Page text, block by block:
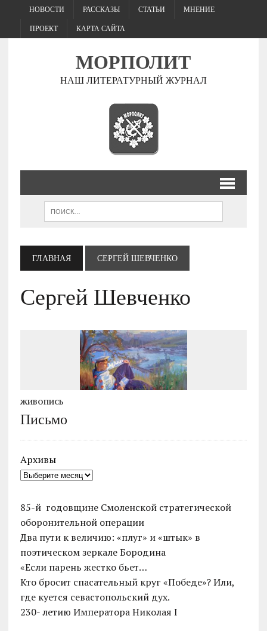
НОВОСТИ РАССКАЗЫ СТАТЬИ МНЕНИЕ
ПРОЕКТ КАРТА САЙТА
МОРПОЛИТ
НАШ ЛИТЕРАТУРНЫЙ ЖУРНАЛ
ГЛАВНАЯ СЕРГЕЙ ШЕВЧЕНКО
Сергей Шевченко
ЖИВОПИСЬ
Письмо
Архивы
85-й годовщине Смоленской стратегической
оборонительной операции
Два пути к величию: «плуг» и «штык» в
поэтическом зеркале Бородина
«Если парень жестко бьет…
Кто бросит спасательный круг «Победе»? Или,
где куется севастопольский дух.
230- летию Императора Николая I